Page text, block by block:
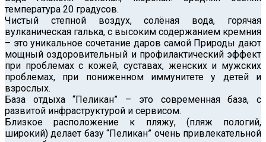
температура 20 градусов.
Чистый степной воздух, солёная вода, горячая
вулканическая галька, с высоким содержанием кремния
– это уникальное сочетание даров самой Природы дают
мощный оздоровительный и профилактический эффект
при проблемах с кожей, суставах, женских и мужских
проблемах, при пониженном иммунитете у детей и
взрослых.
База отдыха “Пеликан” – это современная база, с
развитой инфраструктурой и сервисом.
Близкое расположение к пляжу, (пляж пологий,
широкий) делает базу “Пеликан” очень привлекательной